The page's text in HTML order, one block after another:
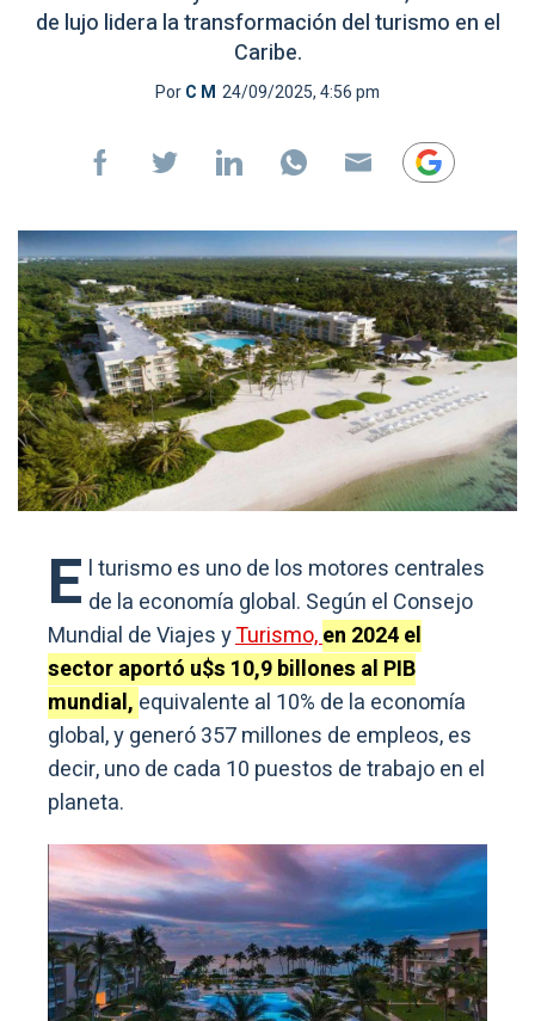
de lujo lidera la transformación del turismo en el
Caribe.
PorC M 24/09/2025, 4:56 pm
E l turismo es uno de los motores centrales
de la economía global. Según el Consejo
Mundial de Viajes yTurismo,en 2024 el
sector aportó u$s 10,9 billones al PIB
mundial, equivalente al 10% de la economía
global, y generó 357 millones de empleos, es
decir, uno de cada 10 puestos de trabajo en el
planeta.